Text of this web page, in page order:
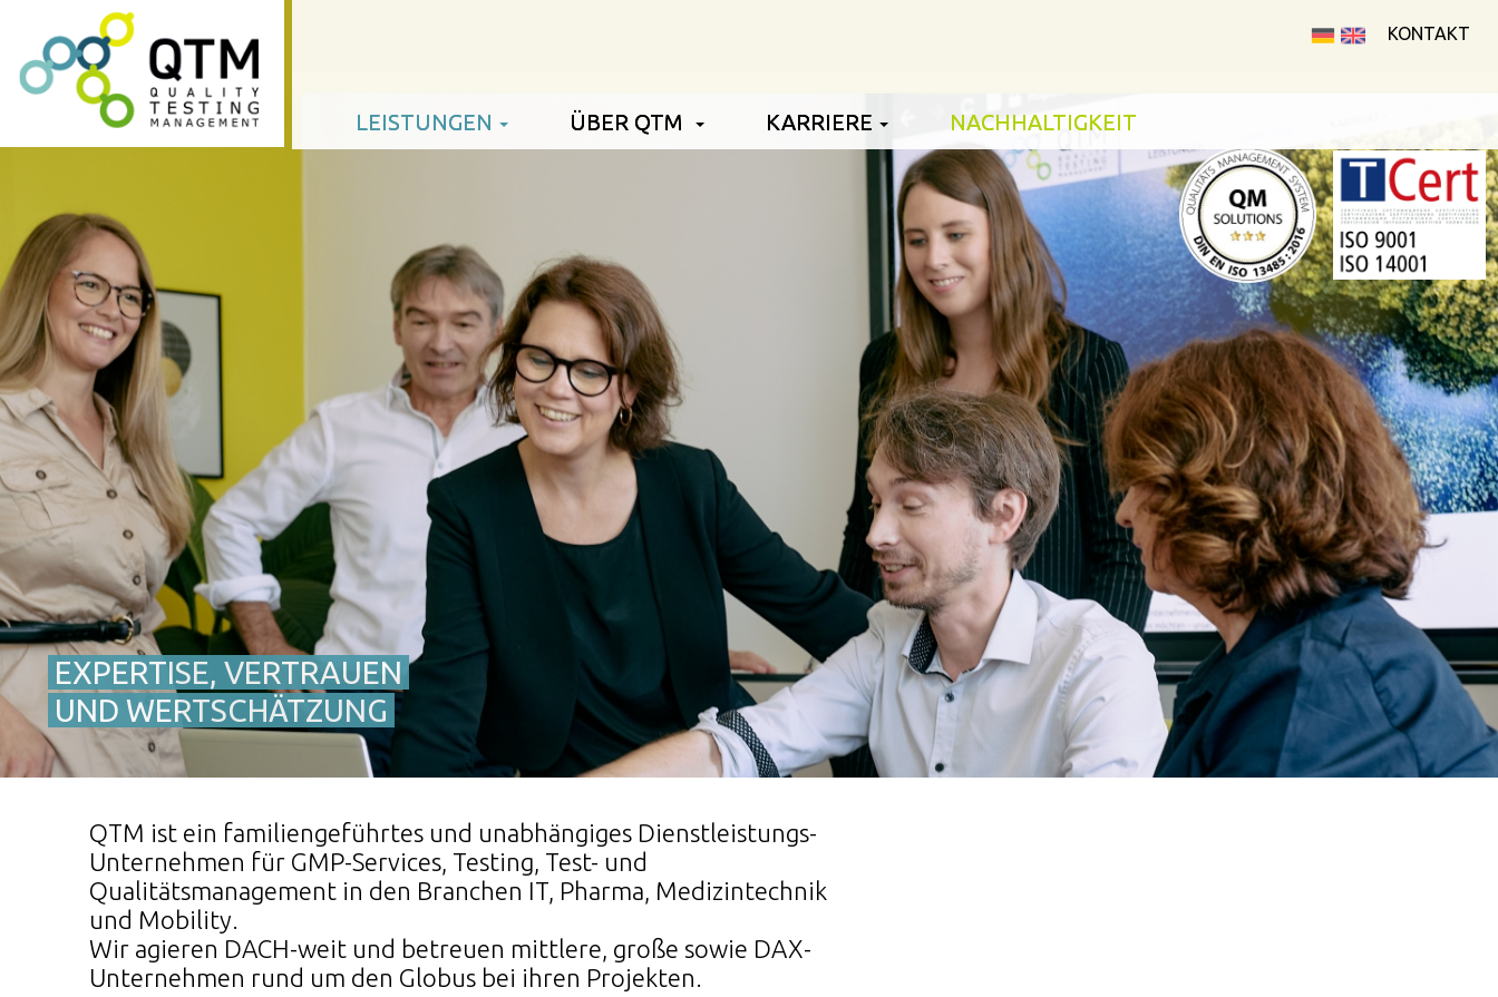
KONTAKT
LEISTUNGEN ÜBER QTM KARRIERE NACHHALTIGKEIT
EXPERTISE, VERTRAUEN
UND WERTSCHÄTZUNG
QTM ist ein familiengeführtes und unabhängiges Dienstleistungs-
Unternehmen für GMP-Services, Testing, Test- und
Qualitätsmanagement in den Branchen IT, Pharma, Medizintechnik
und Mobility.
Wir agieren DACH-weit und betreuen mittlere, große sowie DAX-
Unternehmen rund um den Globus bei ihren Projekten.